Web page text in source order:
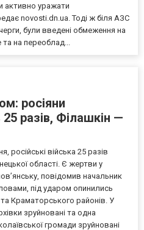
активно уражати
novosti.dn.ua. Тоді ж біля АЗС
були введені обмеження на
на переоблад...
росіяни
разів, Філашкін —
російські війська 25 разів
області. Є жертви у
повідомив начальник
під ударом опинились
Краматорського районів. У
зруйновані та одна
громади зруйновані